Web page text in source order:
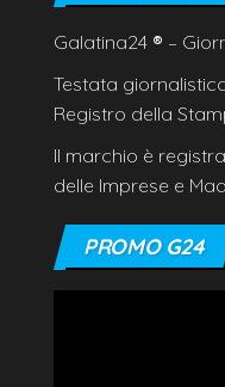
Galatina24 ® –
Testata
Registro della
Il marchio è
delle Imprese e
PROMO G24